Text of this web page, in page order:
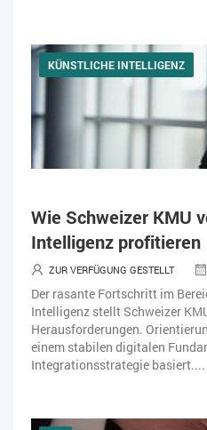
KÜNSTLICHE INTELLIGENZ
Wie Schweizer KMU
Intelligenz profitieren
ZUR VERFÜGUNG GESTELLT
Der rasante Fortschritt im
Intelligenz stellt Schweizer
Herausforderungen.
einem stabilen digitalen
Integrationsstrategie basiert....